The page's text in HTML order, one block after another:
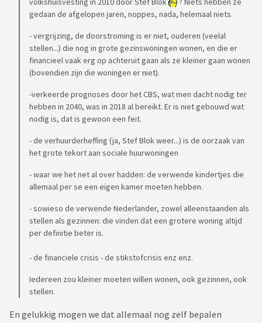
gedaan de afgelopen jaren, noppes, nada, helemaal niets.
- vergrijzing, de doorstroming is er niet, ouderen (veelal
stellen...) die nog in grote gezinswoningen wonen, en die er
financieel vaak erg op achteruit gaan als ze kleiner gaan wonen
(bovendien zijn die woningen er niet).
-verkeerde prognoses door het CBS, wat men dacht nodig ter
hebben in 2040, was in 2018 al bereikt. Er is niet gebouwd wat
nodig is, dat is gewoon een feit.
- de verhuurderheffing (ja, Stef Blok weer...) is de oorzaak van
het grote tekort aan sociale huurwoningen
- waar we het net al over hadden: de verwende kindertjes die
allemaal per se een eigen kamer moeten hebben.
- sowieso de verwende Nederlander, zowel alleenstaanden als
stellen als gezinnen: die vinden dat een grotere woning altijd
per definitie beter is.
- de financiele crisis - de stikstofcrisis enz enz.
Iedereen zou kleiner moeten willen wonen, ook gezinnen, ook
stellen.
En gelukkig mogen we dat allemaal nog zelf bepalen